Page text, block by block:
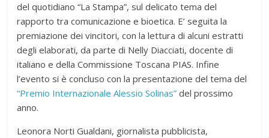
del quotidiano “La Stampa”, sul delicato tema del
rapporto tra comunicazione e bioetica. E’ seguita la
premiazione dei vincitori, con la lettura di alcuni estratti
degli elaborati, da parte di Nelly Diacciati, docente di
italiano e della Commissione Toscana PIAS. Infine
l’evento si è concluso con la presentazione del tema del
“Premio Internazionale Alessio Solinas” del prossimo
anno.
Leonora Norti Gualdani, giornalista pubblicista,